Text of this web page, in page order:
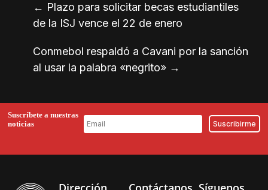
← Plazo para solicitar becas estudiantiles
de la ISJ vence el 22 de enero
Conmebol respaldó a Cavani por la sanción
al usar la palabra «negrito» →
Suscríbete a nuestras
noticias